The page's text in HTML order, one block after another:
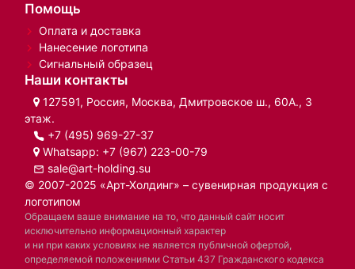
Помощь
Оплата и доставка
Нанесение логотипа
Сигнальный образец
Наши контакты
127591, Россия, Москва, Дмитровское ш., 60А., 3
этаж.
+7 (495) 969-27-37
Whatsapp: +7 (967) 223-00-79
sale@art-holding.su
© 2007-2025 «Арт-Холдинг» – сувенирная продукция с
логотипом
Обращаем ваше внимание на то, что данный сайт носит
исключительно информационный характер
и ни при каких условиях не является публичной офертой,
определяемой положениями Статьи 437 Гражданского кодекса